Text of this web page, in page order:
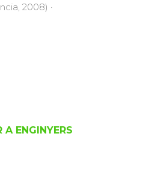
2008) ·
A ENGINYERS